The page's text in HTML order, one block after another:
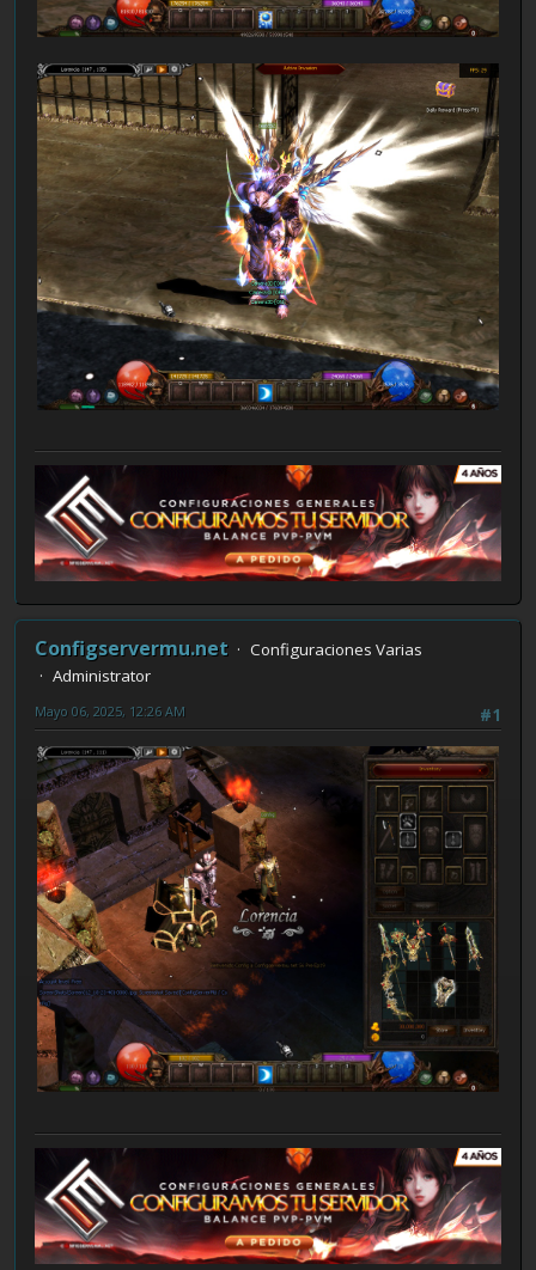
Configservermu.net
Configuraciones Varias
Administrator
#1
Mayo 06, 2025, 12:26 AM